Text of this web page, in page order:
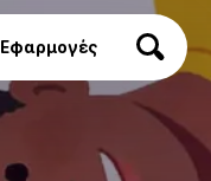
Εφαρμογές